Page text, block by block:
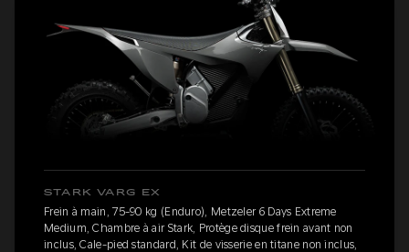
STARK VARG EX
Frein à main, 75-90 kg (Enduro), Metzeler 6 Days Extreme
Medium, Chambre à air Stark, Protège disque frein avant non
inclus, Cale-pied standard, Kit de visserie en titane non inclus,